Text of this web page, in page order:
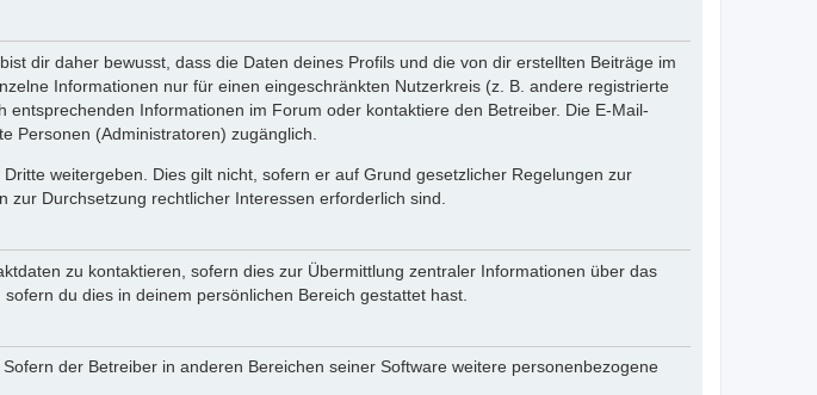
dir daher bewusst, dass die Daten deines Profils und die von dir erstellten Beiträge im
Informationen nur für einen eingeschränkten Nutzerkreis (z. B. andere registrierte
Informationen im Forum oder kontaktiere den Betreiber. Die E-Mail-
Personen (Administratoren) zugänglich.
weitergeben. Dies gilt nicht, sofern er auf Grund gesetzlicher Regelungen zur
Durchsetzung rechtlicher Interessen erforderlich sind.
zu kontaktieren, sofern dies zur Übermittlung zentraler Informationen über das
du dies in deinem persönlichen Bereich gestattet hast.
der Betreiber in anderen Bereichen seiner Software weitere personenbezogene